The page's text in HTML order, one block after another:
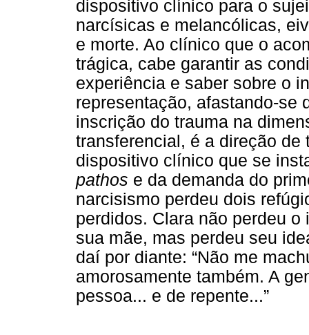
dispositivo clínico para o
narcísicas e melancólicas,
e morte. Ao clínico que o
trágica, cabe garantir as
experiência e saber sobre o
representação, afastando-se
inscrição do trauma na
transferencial, é a direção
dispositivo clínico que se
pathos e da demanda do
narcisismo perdeu dois
perdidos. Clara não perdeu
sua mãe, mas perdeu seu
daí por diante: “Não me
amorosamente também. A
pessoa... e de repente...”